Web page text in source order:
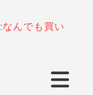
なんでも買い